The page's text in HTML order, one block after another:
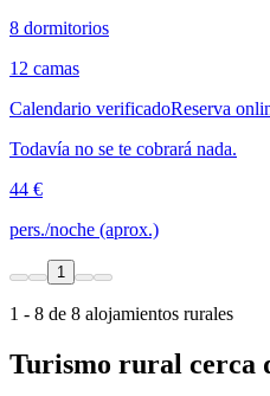
8 dormitorios
12 camas
Calendario verificadoReserva
Todavía no se te cobrará nada.
44 €
pers./noche (aprox.)
1
1 - 8 de 8 alojamientos rurales
Turismo rural cerca